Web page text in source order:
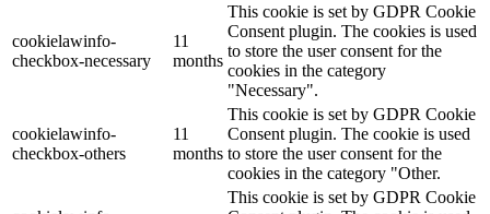
cookielawinfo-
checkbox-necessary
11
months
This cookie is set by GDPR Cookie
Consent plugin. The cookies is used
to store the user consent for the
cookies in the category
"Necessary".
cookielawinfo-
checkbox-others
11
months
This cookie is set by GDPR Cookie
Consent plugin. The cookie is used
to store the user consent for the
cookies in the category "Other.
This cookie is set by GDPR Cookie